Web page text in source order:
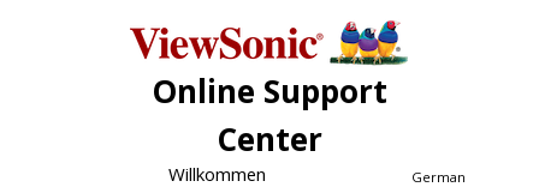
Online Support
Center
German
Willkommen